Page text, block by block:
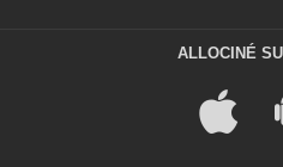
ALLOCINÉ